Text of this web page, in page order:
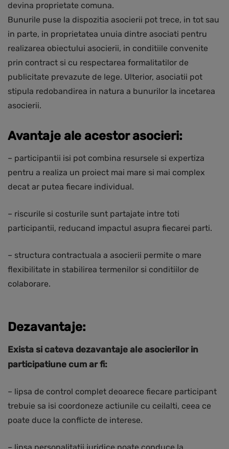
devina proprietate comuna.
Bunurile puse la dispozitia asocierii pot trece, in tot sau
in parte, in proprietatea unuia dintre asociati pentru
realizarea obiectului asocierii, in conditiile convenite
prin contract si cu respectarea formalitatilor de
publicitate prevazute de lege. Ulterior, asociatii pot
stipula redobandirea in natura a bunurilor la incetarea
asocierii.
Avantaje ale acestor asocieri:
– participantii isi pot combina resursele si expertiza
pentru a realiza un proiect mai mare si mai complex
decat ar putea fiecare individual.
– riscurile si costurile sunt partajate intre toti
participantii, reducand impactul asupra fiecarei parti.
– structura contractuala a asocierii permite o mare
flexibilitate in stabilirea termenilor si conditiilor de
colaborare.
Dezavantaje:
Exista si cateva dezavantaje ale asocierilor in
participatiune cum ar fi:
– lipsa de control complet deoarece fiecare participant
trebuie sa isi coordoneze actiunile cu ceilalti, ceea ce
poate duce la conflicte de interese.